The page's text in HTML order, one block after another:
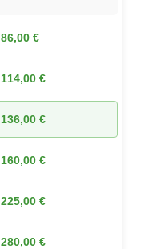
86,00 €
114,00 €
136,00 €
160,00 €
225,00 €
280,00 €